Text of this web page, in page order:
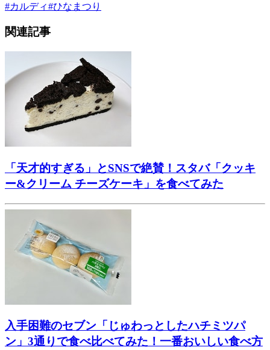
#カルディ#ひなまつり
関連記事
「天才的すぎる」とSNSで絶賛！スタバ「クッキ
ー&クリーム チーズケーキ」を食べてみた
入手困難のセブン「じゅわっとしたハチミツパ
ン」3通りで食べ比べてみた！一番おいしい食べ方